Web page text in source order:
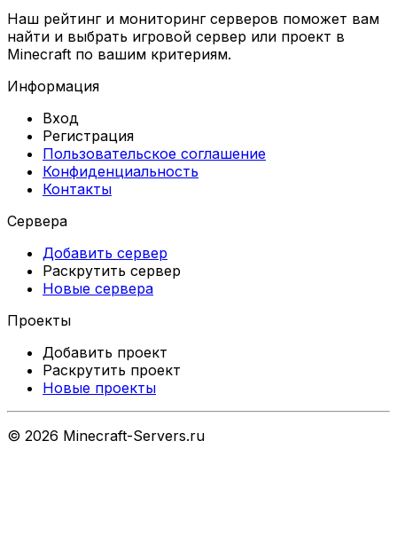
Наш рейтинг и мониторинг серверов поможет вам
найти и выбрать игровой сервер или проект в
Minecraft по вашим критериям.
Информация
Вход
Регистрация
Пользовательское соглашение
Конфиденциальность
Контакты
Сервера
Добавить сервер
Раскрутить сервер
Новые сервера
Проекты
Добавить проект
Раскрутить проект
Новые проекты
© 2026 Minecraft-Servers.ru